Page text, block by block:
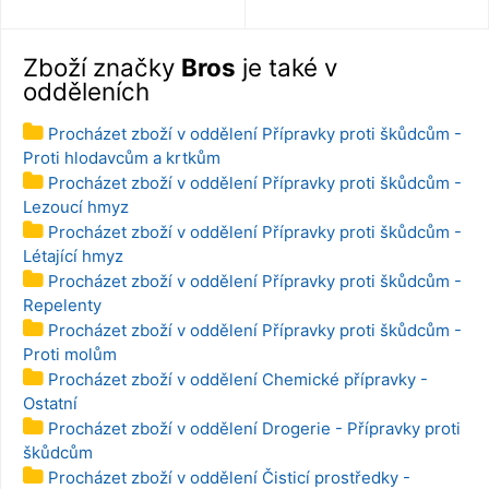
Zboží značky Bros je také v
odděleních
Procházet zboží v oddělení Přípravky proti škůdcům -
Proti hlodavcům a krtkům
Procházet zboží v oddělení Přípravky proti škůdcům -
Lezoucí hmyz
Procházet zboží v oddělení Přípravky proti škůdcům -
Létající hmyz
Procházet zboží v oddělení Přípravky proti škůdcům -
Repelenty
Procházet zboží v oddělení Přípravky proti škůdcům -
Proti molům
Procházet zboží v oddělení Chemické přípravky -
Ostatní
Procházet zboží v oddělení Drogerie - Přípravky proti
škůdcům
Procházet zboží v oddělení Čisticí prostředky -